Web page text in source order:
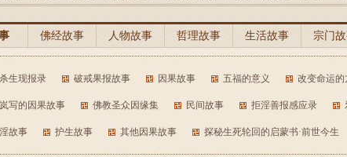
佛经故事 人物故事 哲理故事 生活故事 宗门
生现报录 破戒果报故事 因果故事 五福的意义 改变命运的
写的因果故事 佛教圣众因缘集 民间故事 拒淫善报感应录
故事 护生故事 其他因果故事 探秘生死轮回的启蒙书·前世今生